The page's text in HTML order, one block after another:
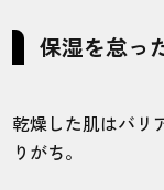
保湿を怠っ
乾燥した肌はバリ
りがち。